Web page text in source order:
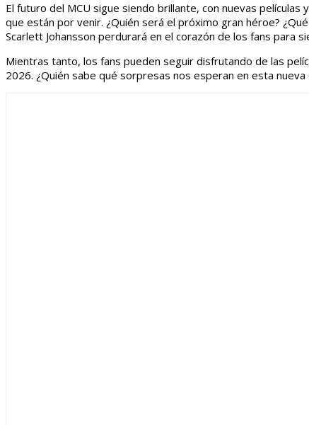
El futuro del MCU sigue siendo brillante, con nuevas
que están por venir. ¿Quién será el próximo gran héroe?
Scarlett Johansson perdurará en el corazón de los fans para
Mientras tanto, los fans pueden seguir disfrutando de las
2026. ¿Quién sabe qué sorpresas nos esperan en esta